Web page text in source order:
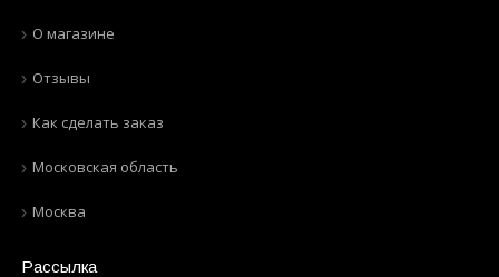
О магазине
Отзывы
Как сделать заказ
Московская область
Москва
Рассылка